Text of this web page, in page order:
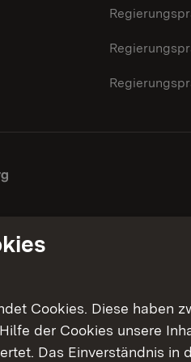
Cookies. Diese haben
der Cookies unsere
Das Einverständnis in